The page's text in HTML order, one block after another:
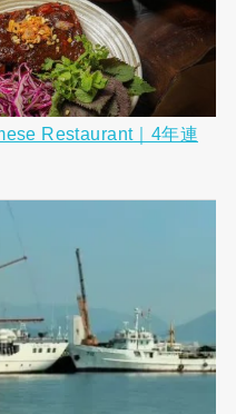
Restaurant｜4年連